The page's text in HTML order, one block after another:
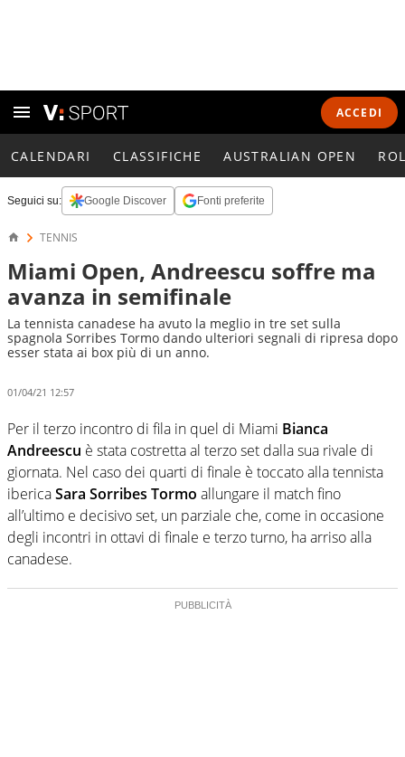
ACCEDI
CALENDARI CLASSIFICHE AUSTRALIAN OPEN
Seguici su: Google Discover Fonti preferite
TENNIS
Miami Open, Andreescu soffre ma
avanza in semifinale
La tennista canadese ha avuto la meglio in tre set sulla
spagnola Sorribes Tormo dando ulteriori segnali di ripresa dopo
esser stata ai box più di un anno.
01/04/21 12:57
Per il terzo incontro di fila in quel di Miami Bianca
Andreescu è stata costretta al terzo set dalla sua rivale di
giornata. Nel caso dei quarti di finale è toccato alla tennista
ibericaSara Sorribes Tormo allungare il match fino
all’ultimo e decisivo set, un parziale che, come in occasione
degli incontri in ottavi di finale e terzo turno, ha arriso alla
canadese.